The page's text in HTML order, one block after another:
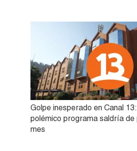
Golpe inesperado en Canal
polémico programa saldría de
mes